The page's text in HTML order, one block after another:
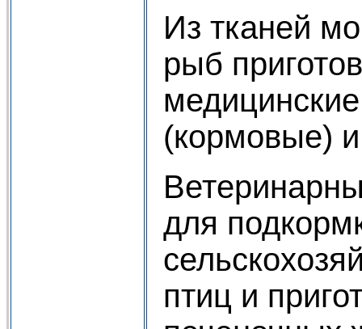
Из тканей
рыб
(кормовые)
для
птиц и